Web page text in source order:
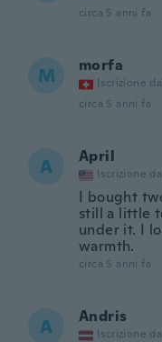
circa 5 anni fa
M morfa
Iscrizione
circa 5 anni fa
A April
Iscrizione
I bought
still a little
under it. I
warmth.
circa 5 anni fa
A Andris
Iscrizione